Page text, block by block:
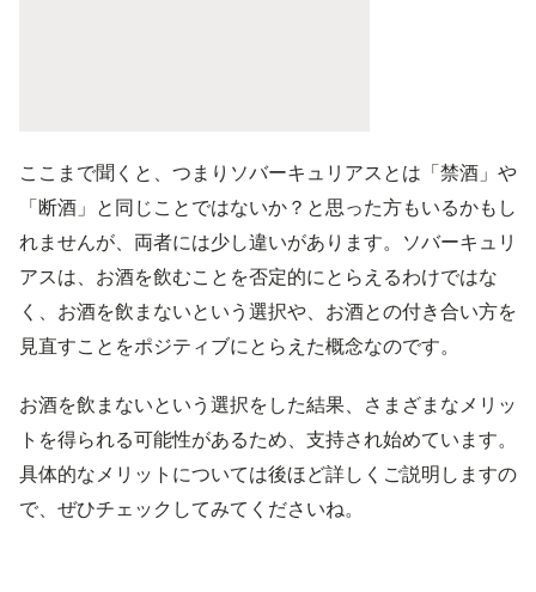
ここまで聞くと、つまりソバーキュリアスとは「禁酒」や
「断酒」と同じことではないか？と思った方もいるかもし
れませんが、両者には少し違いがあります。ソバーキュリ
アスは、お酒を飲むことを否定的にとらえるわけではな
く、お酒を飲まないという選択や、お酒との付き合い方を
見直すことをポジティブにとらえた概念なのです。
お酒を飲まないという選択をした結果、さまざまなメリッ
トを得られる可能性があるため、支持され始めています。
具体的なメリットについては後ほど詳しくご説明しますの
で、ぜひチェックしてみてくださいね。